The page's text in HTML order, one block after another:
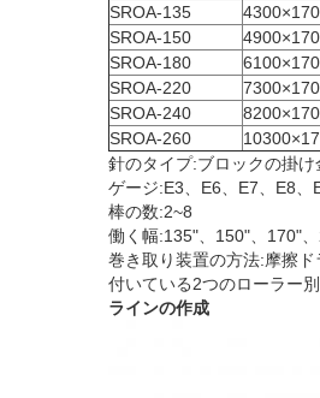
SROA-135
SROA-150
SROA-180
SROA-220
SROA-240
SROA-260
針のタイプ:ブロックの掛
ゲージ:E3、E6、E7、E8
棒の数:2~8
働く幅:135"、150"、170"
巻き取り装置の方法:摩擦
付いている2つのローラー
ラインの作成